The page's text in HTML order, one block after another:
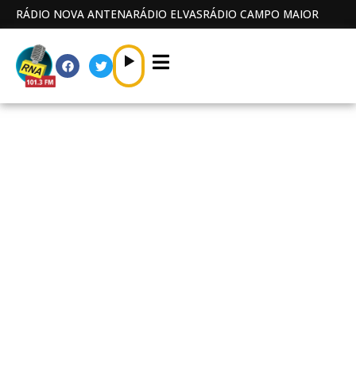
RÁDIO NOVA ANTENARÁDIO ELVASRÁDIO CAMPO MAIOR